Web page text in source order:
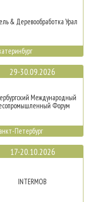
& Деревообработка Урал
29-30.09.2026
Международный
Форум
Петербург
17-20.10.2026
INTERMOB